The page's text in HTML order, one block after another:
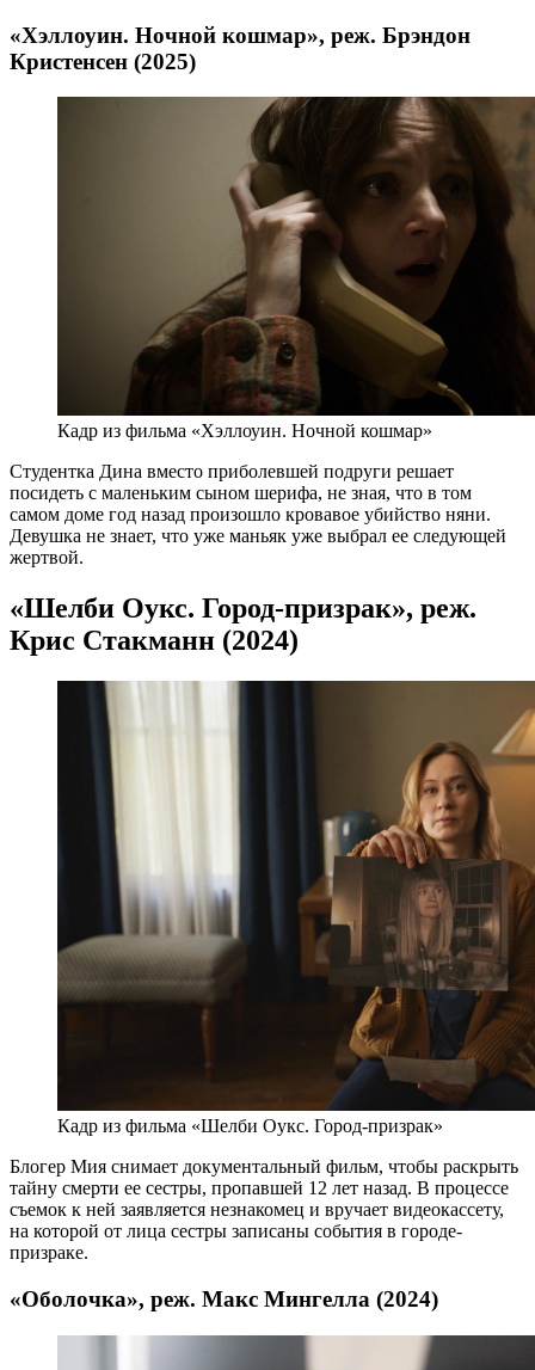
«Хэллоуин. Ночной кошмар», реж. Брэндон
Кристенсен (2025)
Кадр из фильма «Хэллоуин. Ночной кошмар»
Студентка Дина вместо приболевшей подруги решает
посидеть с маленьким сыном шерифа, не зная, что в том
самом доме год назад произошло кровавое убийство няни.
Девушка не знает, что уже маньяк уже выбрал ее следующей
жертвой.
«Шелби Оукс. Город-призрак», реж.
Крис Стакманн (2024)
Кадр из фильма «Шелби Оукс. Город-призрак»
Блогер Мия снимает документальный фильм, чтобы раскрыть
тайну смерти ее сестры, пропавшей 12 лет назад. В процессе
съемок к ней заявляется незнакомец и вручает видеокассету,
на которой от лица сестры записаны события в городе-
призраке.
«Оболочка», реж. Макс Мингелла (2024)